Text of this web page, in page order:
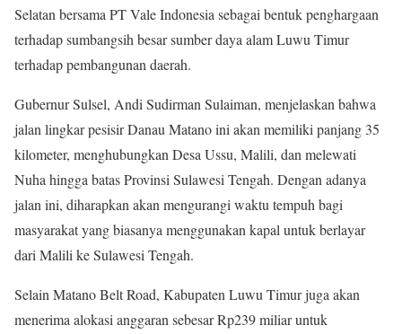
Selatan bersama PT Vale Indonesia sebagai bentuk penghargaan
terhadap sumbangsih besar sumber daya alam Luwu Timur
terhadap pembangunan daerah.
Gubernur Sulsel, Andi Sudirman Sulaiman, menjelaskan bahwa
jalan lingkar pesisir Danau Matano ini akan memiliki panjang 35
kilometer, menghubungkan Desa Ussu, Malili, dan melewati
Nuha hingga batas Provinsi Sulawesi Tengah. Dengan adanya
jalan ini, diharapkan akan mengurangi waktu tempuh bagi
masyarakat yang biasanya menggunakan kapal untuk berlayar
dari Malili ke Sulawesi Tengah.
Selain Matano Belt Road, Kabupaten Luwu Timur juga akan
menerima alokasi anggaran sebesar Rp239 miliar untuk